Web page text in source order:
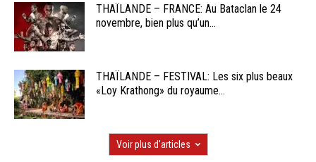
THAÏLANDE – FRANCE: Au Bataclan le 24
novembre, bien plus qu’un...
THAÏLANDE – FESTIVAL: Les six plus beaux
«Loy Krathong» du royaume...
Voir plus d'articles